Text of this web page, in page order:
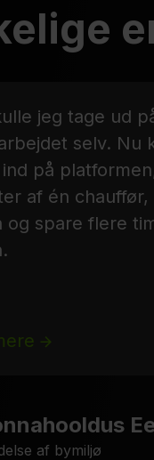
jeg tage ud
selv. Nu
på
af én chauffør,
og spare flere
af bymiljø